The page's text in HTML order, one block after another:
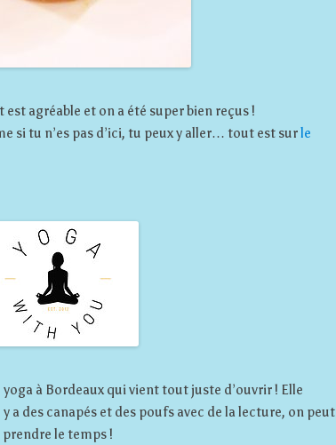
agréable et on a été super bien reçus !
si tu n’es pas d’ici, tu peux y aller… tout est surle
à Bordeaux qui vient tout juste d’ouvrir ! Elle
des canapés et des poufs avec de la lecture, on peut
le temps !